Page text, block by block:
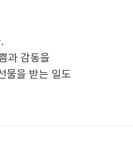
과 감동을
물을 받는 일도